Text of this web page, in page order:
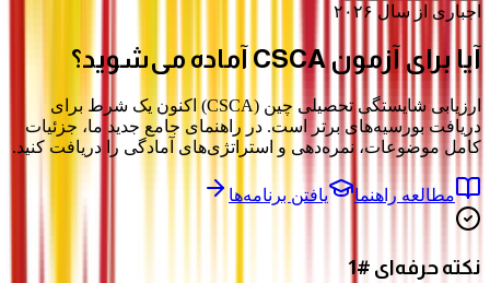
اجباری از سال ۲۰۲۶
آیا برای آزمون CSCA آماده می‌شوید؟
ارزیابی شایستگی تحصیلی چین (CSCA) اکنون یک شرط برای
دریافت بورسیه‌های برتر است. در راهنمای جامع جدید ما، جزئیات
کامل موضوعات، نمره‌دهی و استراتژی‌های آمادگی را دریافت کنید.
مطالعه راهنما یافتن برنامه‌ها
نکته حرفه‌ای #1